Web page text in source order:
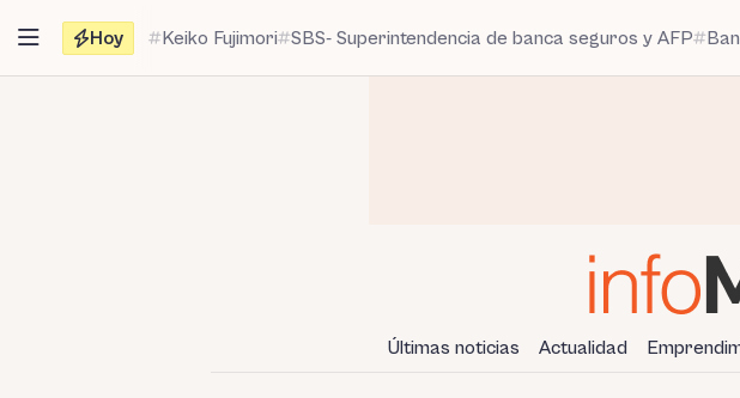
contenido
Hoy Keiko Fujimori SBS- Superintendencia de banca seguros y AFP
Últimas noticias Actualidad